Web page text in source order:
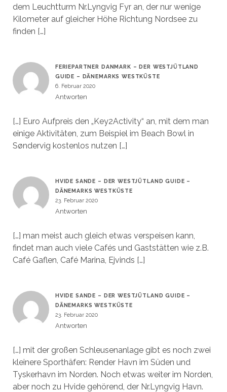
dem Leuchtturm Nr.Lyngvig Fyr an, der nur wenige
Kilometer auf gleicher Höhe Richtung Nordsee zu
finden […]
FERIEPARTNER DANMARK – DER WESTJÜTLAND
GUIDE – DÄNEMARKS WESTKÜSTE
6. Februar 2020
Antworten
[…] Euro Aufpreis den „Key2Activity“ an, mit dem man
einige Aktivitäten, zum Beispiel im Beach Bowl in
Søndervig kostenlos nutzen […]
HVIDE SANDE – DER WESTJÜTLAND GUIDE –
DÄNEMARKS WESTKÜSTE
23. Februar 2020
Antworten
[…] man meist auch gleich etwas verspeisen kann,
findet man auch viele Cafés und Gaststätten wie z.B.
Café Gaflen, Café Marina, Ejvinds […]
HVIDE SANDE – DER WESTJÜTLAND GUIDE –
DÄNEMARKS WESTKÜSTE
23. Februar 2020
Antworten
[…] mit der großen Schleusenanlage gibt es noch zwei
kleinere Sporthäfen: Render Havn im Süden und
Tyskerhavn im Norden. Noch etwas weiter im Norden,
aber noch zu Hvide gehörend, der Nr.Lyngvig Havn.